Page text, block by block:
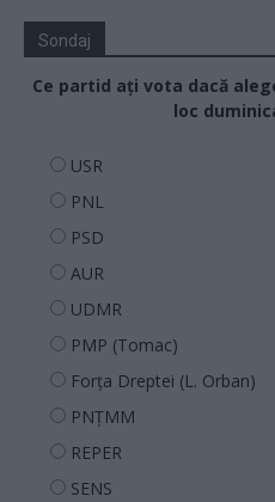
Sondaj
Ce partid ați vota dacă
loc
USR
PNL
PSD
AUR
UDMR
PMP (Tomac)
Forța Dreptei (L. Orban)
PNȚMM
REPER
SENS